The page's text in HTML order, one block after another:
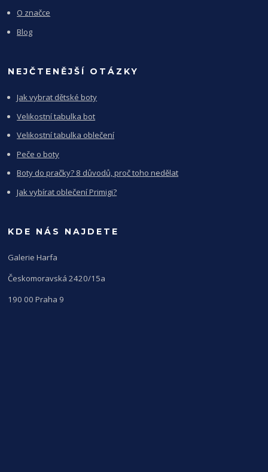
O značce
Blog
NEJČTENĚJŠÍ OTÁZKY
Jak vybrat dětské boty
Velikostní tabulka bot
Velikostní tabulka oblečení
Peče o boty
Boty do pračky? 8 důvodů, proč toho nedělat
Jak vybírat oblečení Primigi?
KDE NÁS NAJDETE
Galerie Harfa
Českomoravská 2420/15a
190 00 Praha 9